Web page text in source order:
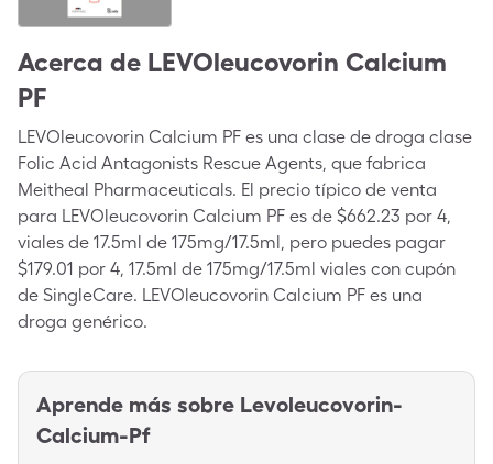
Acerca de LEVOleucovorin Calcium
PF
LEVOleucovorin Calcium PF es una clase de droga clase
Folic Acid Antagonists Rescue Agents, que fabrica
Meitheal Pharmaceuticals. El precio típico de venta
para LEVOleucovorin Calcium PF es de $662.23 por 4,
viales de 17.5ml de 175mg/17.5ml, pero puedes pagar
$179.01 por 4, 17.5ml de 175mg/17.5ml viales con cupón
de SingleCare. LEVOleucovorin Calcium PF es una
droga genérico.
Aprende más sobre Levoleucovorin-
Calcium-Pf